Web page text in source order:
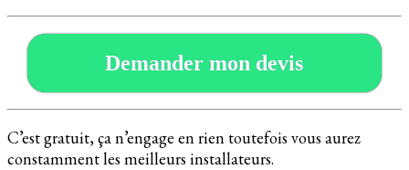
Demander mon devis
C’est gratuit, ça n’engage en rien toutefois vous aurez
constamment les meilleurs installateurs.